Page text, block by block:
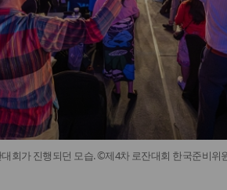
회가 진행되던 모습. ©제4차 로잔대회 한국준비위